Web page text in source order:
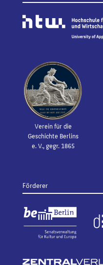
Verein für die
Geschichte Berlins
e. V., gegr. 1865
Förderer